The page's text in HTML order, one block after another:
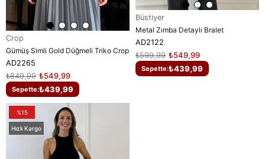
Crop
Gümüş Simli Gold Düğmeli Triko Crop
AD2265
₺549,99
₺849,99
Sepette:₺439,99
Büstiyer
Metal Zımba Detaylı Bralet
AD2122
₺549,99
₺599,99
Sepette:₺439,99
%15
Hızlı Kargo